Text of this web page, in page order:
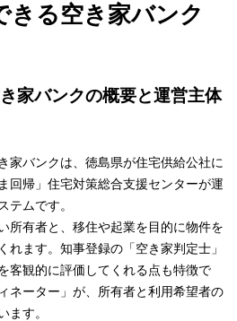
きる空き家バンク
家バンクの概要と運営主体
家バンクは、徳島県が住宅供給公社に
回帰」住宅対策総合支援センターが運
テムです。
所有者と、移住や起業を目的に物件を
れます。知事登録の「空き家判定士」
客観的に評価してくれる点も特徴で
ネーター」が、所有者と利用希望者の
ます。